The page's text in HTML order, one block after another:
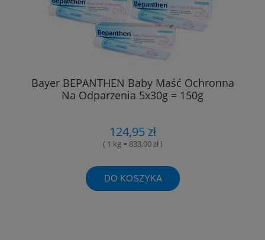
Bayer BEPANTHEN Baby Maść Ochronna
Na Odparzenia 5x30g = 150g
124,95 zł
( 1 kg = 833,00 zł )
DO KOSZYKA